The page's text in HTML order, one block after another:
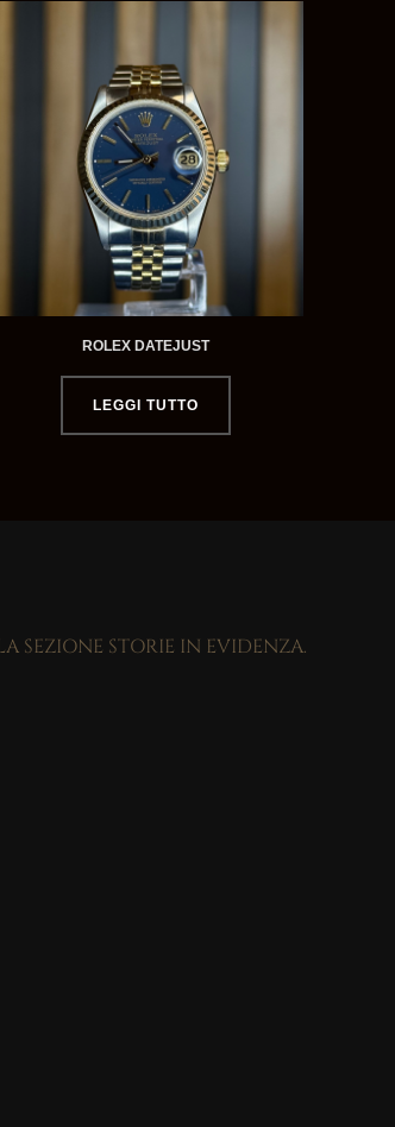
ROLEX DATEJUST
LEGGI TUTTO
SEZIONE STORIE IN EVIDENZA.